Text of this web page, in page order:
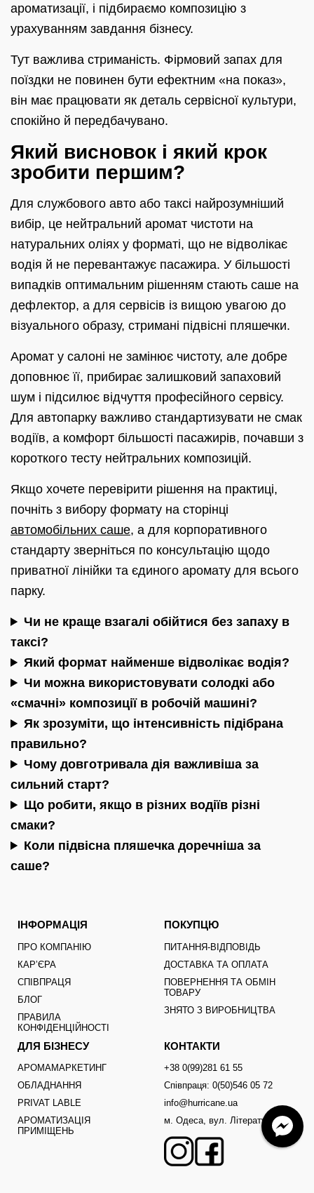
ароматизації, і підбираємо композицію з
урахуванням завдання бізнесу.
Тут важлива стриманість. Фірмовий запах для
поїздки не повинен бути ефектним «на показ»,
він має працювати як деталь сервісної культури,
спокійно й передбачувано.
Який висновок і який крок
зробити першим?
Для службового авто або таксі найрозумніший
вибір, це нейтральний аромат чистоти на
натуральних оліях у форматі, що не відволікає
водія й не перевантажує пасажира. У більшості
випадків оптимальним рішенням стають саше на
дефлектор, а для сервісів із вищою увагою до
візуального образу, стримані підвісні пляшечки.
Аромат у салоні не замінює чистоту, але добре
доповнює її, прибирає залишковий запаховий
шум і підсилює відчуття професійного сервісу.
Для автопарку важливо стандартизувати не смак
водіїв, а комфорт більшості пасажирів, почавши з
короткого тесту нейтральних композицій.
Якщо хочете перевірити рішення на практиці,
почніть з вибору формату на сторінці
автомобільних саше, а для корпоративного
стандарту зверніться по консультацію щодо
приватної лінійки та єдиного аромату для всього
парку.
Чи не краще взагалі обійтися без запаху в
таксі?
Який формат найменше відволікає водія?
Чи можна використовувати солодкі або
«смачні» композиції в робочій машині?
Як зрозуміти, що інтенсивність підібрана
правильно?
Чому довготривала дія важливіша за
сильний старт?
Що робити, якщо в різних водіїв різні
смаки?
Коли підвісна пляшечка доречніша за
саше?
ІНФОРМАЦІЯ
ПРО КОМПАНІЮ
КАРʼЄРА
СПІВПРАЦЯ
БЛОГ
ПРАВИЛА
КОНФІДЕНЦІЙНОСТІ
ПОКУПЦЮ
ПИТАННЯ-ВІДПОВІДЬ
ДОСТАВКА ТА ОПЛАТА
ПОВЕРНЕННЯ ТА ОБМІН
ТОВАРУ
ЗНЯТО З ВИРОБНИЦТВА
ДЛЯ БІЗНЕСУ
АРОМАМАРКЕТИНГ
ОБЛАДНАННЯ
PRIVAT LABLE
АРОМАТИЗАЦІЯ
ПРИМІЩЕНЬ
КОНТАКТИ
+38 0(99)281 61 55
Співпраця: 0(50)546 05 72
info@hurricane.ua
м. Одеса, вул. Літературна,1